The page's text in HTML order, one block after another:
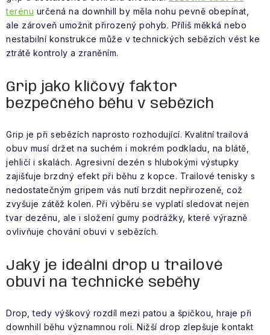
terénu určená na downhill by měla nohu pevně obepínat,
ale zároveň umožnit přirozený pohyb. Příliš měkká nebo
nestabilní konstrukce může v technických sebězích vést ke
ztrátě kontroly a zraněním.
Grip jako klíčový faktor
bezpečného běhu v sebězích
Grip je při sebězích naprosto rozhodující. Kvalitní trailová
obuv musí držet na suchém i mokrém podkladu, na blátě,
jehličí i skalách. Agresivní dezén s hlubokými výstupky
zajišťuje brzdný efekt při běhu z kopce. Trailové tenisky s
nedostatečným gripem vás nutí brzdit nepřirozeně, což
zvyšuje zátěž kolen. Při výběru se vyplatí sledovat nejen
tvar dezénu, ale i složení gumy podrážky, které výrazně
ovlivňuje chování obuvi v sebězích.
Jaký je ideální drop u trailové
obuvi na technické seběhy
Drop, tedy výškový rozdíl mezi patou a špičkou, hraje při
downhill běhu významnou roli. Nižší drop zlepšuje kontakt